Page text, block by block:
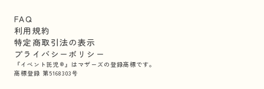
FAQ
利用規約
特定商取引法の表示
プライバシーポリシー
『イベント託児®』はマザーズの登録商標です。
商標登録 第5168303号